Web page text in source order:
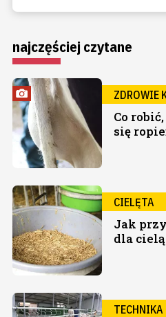
najczęściej czytane
ZDROWIE
Co
się
CIELĘTA
Jak
dla
TECHNIKA